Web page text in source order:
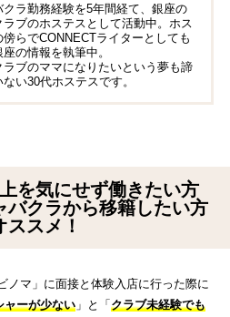
クラ勤務経験を5年間経て、銀座の
ラブのホステスとして活動中。ホス
傍らでCONNECTライターとしても
の情報を執筆中。
ラブのママになりたいという夢も諦
い30代ホステスです。
を気にせず働きたい方
バクラから移籍したい方
ススメ！
ノマ」に面接と体験入店に行った際に
ャーが少ない」と「 クラブ未経験でも